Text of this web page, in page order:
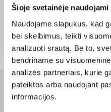
Šioje svetainėje naudojami
Naudojame slapukus, kad
bei skelbimus, teikti
analizuoti srautą. Be to,
bendriname su
analizės partneriais, kurie
pateiktos arba naudojant
informacijos.
Pristato ir šeštadienį
Atsiėmimas Veiverių g.
Teirautis
Charakteristikos